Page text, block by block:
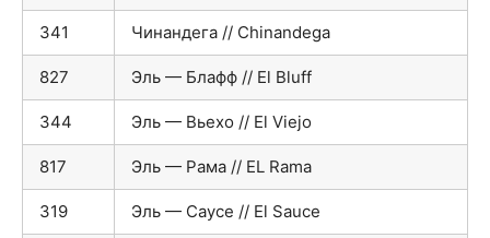
341 Чинандега // Chinandega
827 Эль — Блафф // El Bluff
344 Эль — Вьехо // El Viejo
817 Эль — Рама // EL Rama
319 Эль — Саусе // El Sauce